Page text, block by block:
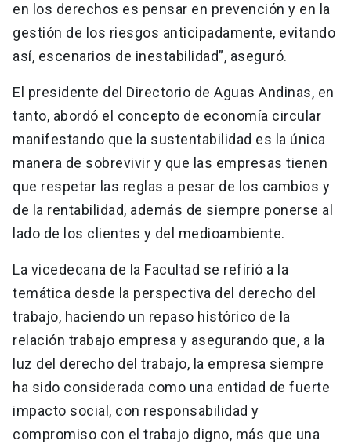
en los derechos es pensar en prevención y en la
gestión de los riesgos anticipadamente, evitando
así, escenarios de inestabilidad”, aseguró.
El presidente del Directorio de Aguas Andinas, en
tanto, abordó el concepto de economía circular
manifestando que la sustentabilidad es la única
manera de sobrevivir y que las empresas tienen
que respetar las reglas a pesar de los cambios y
de la rentabilidad, además de siempre ponerse al
lado de los clientes y del medioambiente.
La vicedecana de la Facultad se refirió a la
temática desde la perspectiva del derecho del
trabajo, haciendo un repaso histórico de la
relación trabajo empresa y asegurando que, a la
luz del derecho del trabajo, la empresa siempre
ha sido considerada como una entidad de fuerte
impacto social, con responsabilidad y
compromiso con el trabajo digno, más que una